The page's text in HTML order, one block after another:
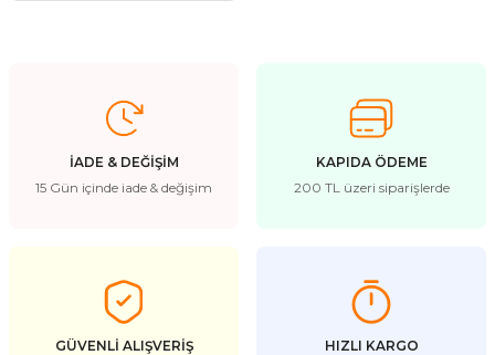
İADE & DEĞİŞİM
15 Gün içinde iade & değişim
KAPIDA ÖDEME
200 TL üzeri siparişlerde
GÜVENLİ ALIŞVERİŞ
HIZLI KARGO